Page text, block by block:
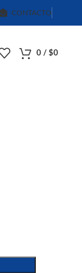
CONTACTO
0 / $0